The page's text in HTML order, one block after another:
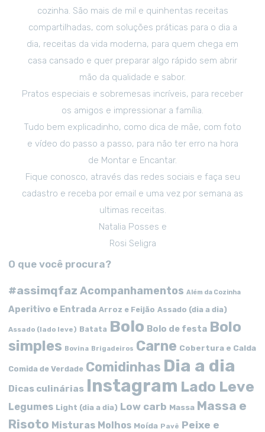
cozinha. São mais de mil e quinhentas receitas
compartilhadas, com soluções práticas para o dia a
dia, receitas da vida moderna, para quem chega em
casa cansado e quer preparar algo rápido sem abrir
mão da qualidade e sabor.
Pratos especiais e sobremesas incríveis, para receber
os amigos e impressionar a família.
Tudo bem explicadinho, como dica de mãe, com foto
e vídeo do passo a passo, para não ter erro na hora
de Montar e Encantar.
Fique conosco, através das redes sociais e faça seu
cadastro e receba por email e uma vez por semana as
ultimas receitas.
Natalia Posses e
Rosi Seligra
O que você procura?
#assimqfaz Acompanhamentos Além da Cozinha
Aperitivo e Entrada Arroz e Feijão Assado (dia a dia)
Assado (lado leve) Batata Bolo Bolo de festa Bolo
simples Bovina Brigadeiros Carne Cobertura e Calda
Comida de Verdade Comidinhas Dia a dia
Dicas culinárias Instagram Lado Leve
Legumes Light (dia a dia) Low carb Massa Massa e
Risoto Misturas Molhos Moída Pavê Peixe e